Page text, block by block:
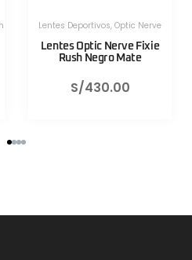
Herramientas,
Válvula CNC TLR Valve pro
80mm Rojo Lezyne
S/130.00